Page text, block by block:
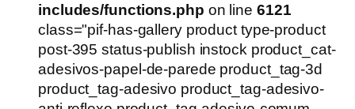
includes/functions.php on line 6121
class="pif-has-gallery product type-product
post-395 status-publish instock product_cat-
adesivos-papel-de-parede product_tag-3d
product_tag-adesivo product_tag-adesivo-